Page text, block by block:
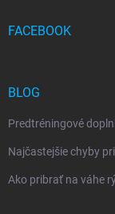
FACEBOOK
BLOG
Predtréningové
Najčastejšie chyby
Ako pribrať na váhe